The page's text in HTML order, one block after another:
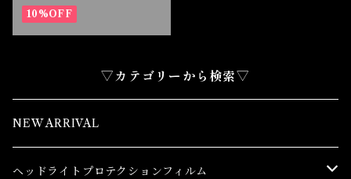
フィルム
10%OFF
▽カテゴリーから検索▽
NEW ARRIVAL
ヘッドライトプロテクションフィルム